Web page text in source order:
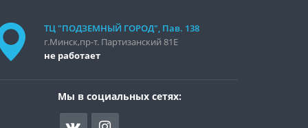
ТЦ "ПОДЗЕМНЫЙ ГОРОД", Пав. 138
г.Минск,пр-т. Партизанский 81Е
не работает
Мы в социальных сетях: